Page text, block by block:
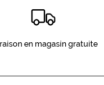
en magasin gratuite